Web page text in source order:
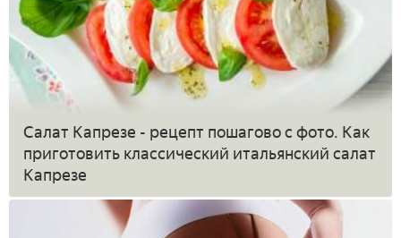
Салат Капрезе - рецепт пошагово с фото. Как
приготовить классический итальянский салат
Капрезе